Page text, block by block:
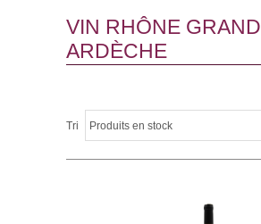
VIN RHÔNE GRAND
ARDÈCHE
Tri